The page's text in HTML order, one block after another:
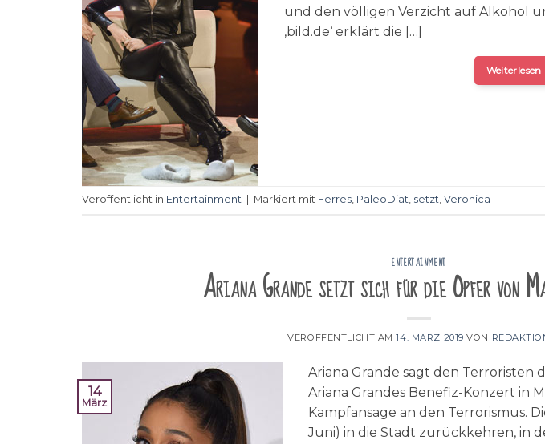
und den völligen Verzicht auf Alkohol
‚bild.de‘ erklärt die […]
Weiterlesen
Veröffentlicht in Entertainment Markiert mit Ferres, PaleoDiät, setzt, Veronica
ENTERTAINMENT
Ariana Grande setzt sich für die Opfer von
VERÖFFENTLICHT AM14. MÄRZ 2019 VON
14
März
Ariana Grande sagt den Terroristen
Ariana Grandes Benefiz-Konzert in
Kampfansage an den Terrorismus.
Juni) in die Stadt zurückkehren, in